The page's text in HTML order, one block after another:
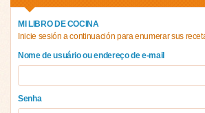
MI LIBRO DE COCINA
Inicie sesión a continuación para enumerar sus
Nome de usuário ou endereço de e-mail
Senha